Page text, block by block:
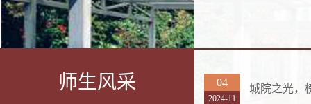
师生风采 04
2024-11
城院之光，